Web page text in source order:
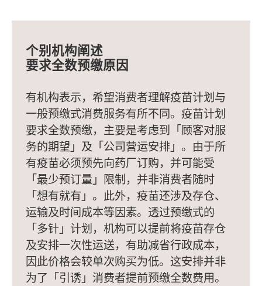
个别机构阐述
要求全数预缴原因
有机构表示，希望消费者理解疫苗计划与
一般预缴式消费服务有所不同。疫苗计划
要求全数预缴，主要是考虑到「顾客对服
务的期望」及「公司营运安排」。由于所
有疫苗必须预先向药厂订购，并可能受
「最少预订量」限制，并非消费者随时
「想有就有」。此外，疫苗还涉及存仓、
运输及时间成本等因素。透过预缴式的
「多针」计划，机构可以提前将疫苗存仓
及安排一次性运送，有助减省行政成本，
因此价格会较单次购买为低。这安排并非
为了「引诱」消费者提前预缴全数费用。